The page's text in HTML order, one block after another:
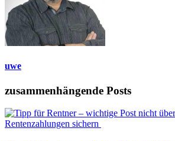
uwe
zusammenhängende Posts